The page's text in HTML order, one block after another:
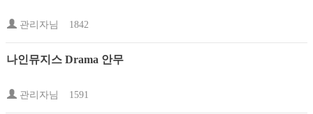
관리자님 1842
나인뮤지스 Drama 안무
관리자님 1591